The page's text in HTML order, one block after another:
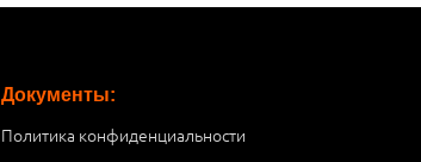
Документы:
Политика конфиденциальности